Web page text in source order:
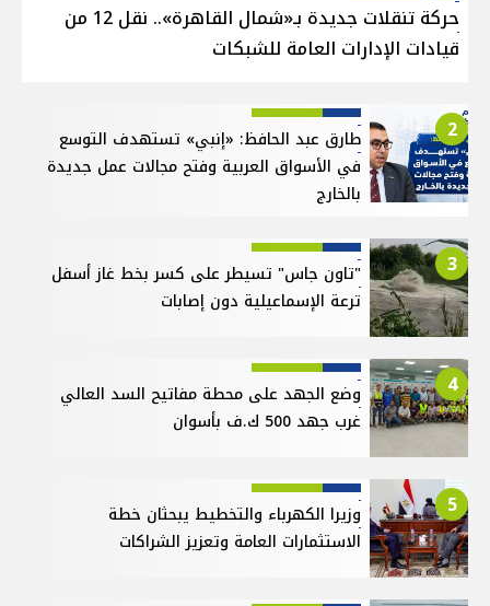
حركة تنقلات جديدة بـ«شمال القاهرة».. نقل 12 من
قيادات الإدارات العامة للشبكات
2
طارق عبد الحافظ: «إنبي» تستهدف التوسع
في الأسواق العربية وفتح مجالات عمل جديدة
بالخارج
3
"تاون جاس" تسيطر على كسر بخط غاز أسفل
ترعة الإسماعيلية دون إصابات
4
وضع الجهد على محطة مفاتيح السد العالي
غرب جهد 500 ك.ف بأسوان
5
وزيرا الكهرباء والتخطيط يبحثان خطة
الاستثمارات العامة وتعزيز الشراكات